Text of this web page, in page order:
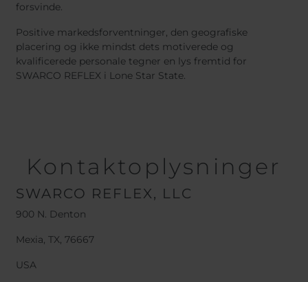
forsvinde.
Positive markedsforventninger, den geografiske
placering og ikke mindst dets motiverede og
kvalificerede personale tegner en lys fremtid for
SWARCO REFLEX i Lone Star State.
Kontaktoplysninger
SWARCO REFLEX, LLC
900 N. Denton
Mexia, TX, 76667
USA